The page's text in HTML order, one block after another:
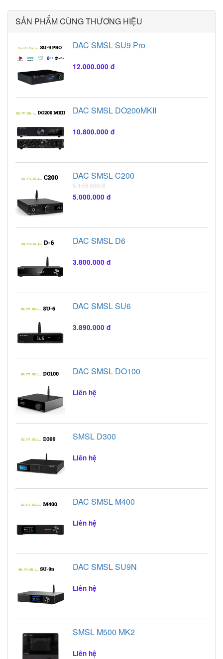
SẢN PHẨM CÙNG THƯƠNG HIỆU
DAC SMSL SU9 Pro
12.000.000 đ
DAC SMSL DO200MKII
10.800.000 đ
DAC SMSL C200
5.150.000 đ
5.000.000 đ
DAC SMSL D6
3.800.000 đ
DAC SMSL SU6
3.890.000 đ
DAC SMSL DO100
Liên hệ
SMSL D300
Liên hệ
DAC SMSL M400
Liên hệ
DAC SMSL SU9N
Liên hệ
SMSL M500 MK2
Liên hệ